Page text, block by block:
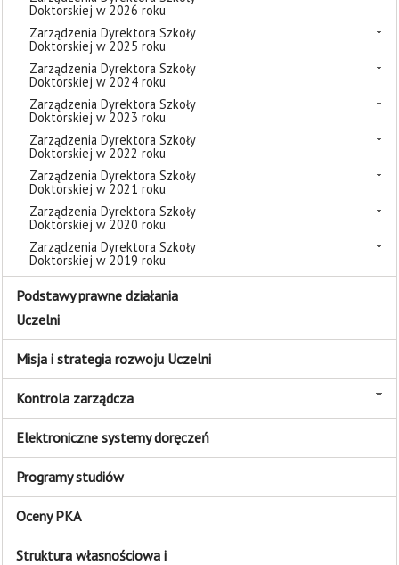
Doktorskiej w 2026 roku
Zarządzenia Dyrektora Szkoły
Doktorskiej w 2025 roku
Zarządzenia Dyrektora Szkoły
Doktorskiej w 2024 roku
Zarządzenia Dyrektora Szkoły
Doktorskiej w 2023 roku
Zarządzenia Dyrektora Szkoły
Doktorskiej w 2022 roku
Zarządzenia Dyrektora Szkoły
Doktorskiej w 2021 roku
Zarządzenia Dyrektora Szkoły
Doktorskiej w 2020 roku
Zarządzenia Dyrektora Szkoły
Doktorskiej w 2019 roku
Podstawy prawne działania
Uczelni
Misja i strategia rozwoju Uczelni
Kontrola zarządcza
Elektroniczne systemy doręczeń
Programy studiów
Oceny PKA
Struktura własnościowa i